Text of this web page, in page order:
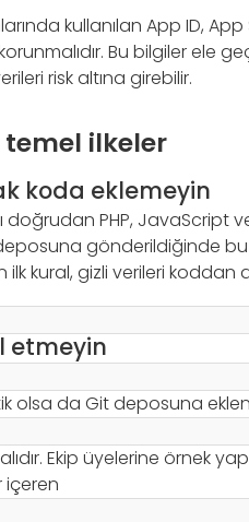
kullanılan App ID,
Bu bilgiler ele
risk altına girebilir.
ilkeler
koda eklemeyin
doğrudan PHP, JavaScript
gönderildiğinde bu
ilk kural, gizli verileri koddan
etmeyin
olsa da Git deposuna
Ekip üyelerine örnek
içeren